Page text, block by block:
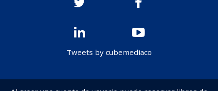
Tweets by cubemediaco